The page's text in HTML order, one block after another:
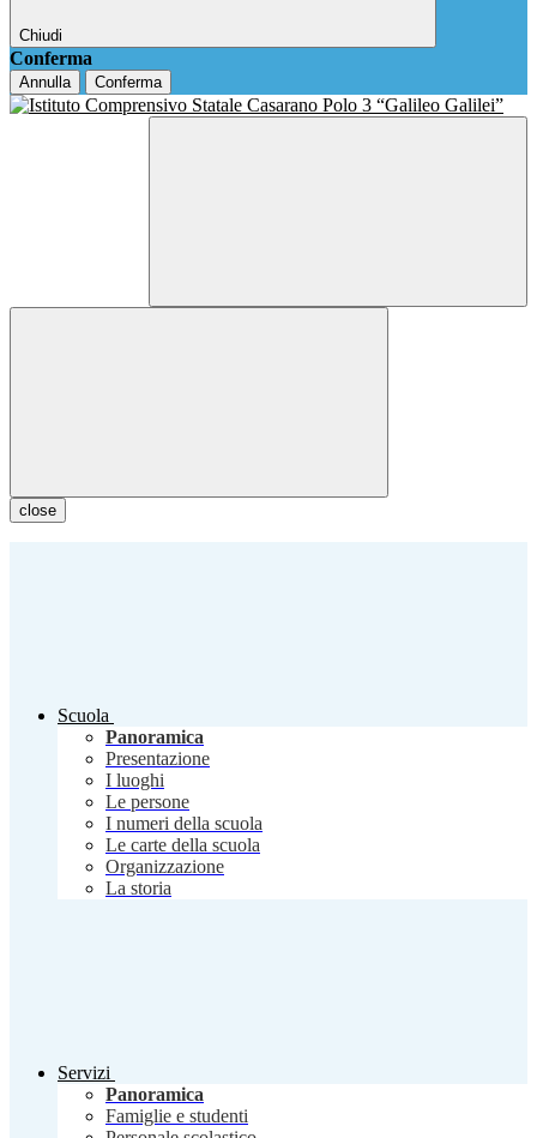
Chiudi
Conferma
Annulla Conferma
close
Scuola
Panoramica
Presentazione
I luoghi
Le persone
I numeri della scuola
Le carte della scuola
Organizzazione
La storia
Servizi
Panoramica
Famiglie e studenti